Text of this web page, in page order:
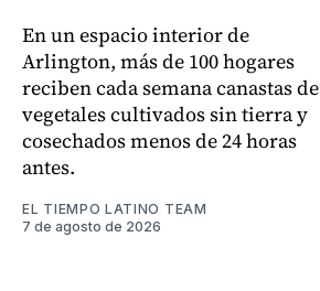
En un espacio interior de
Arlington, más de 100 hogares
reciben cada semana canastas de
vegetales cultivados sin tierra y
cosechados menos de 24 horas
antes.
EL TIEMPO LATINO TEAM
7 de agosto de 2026